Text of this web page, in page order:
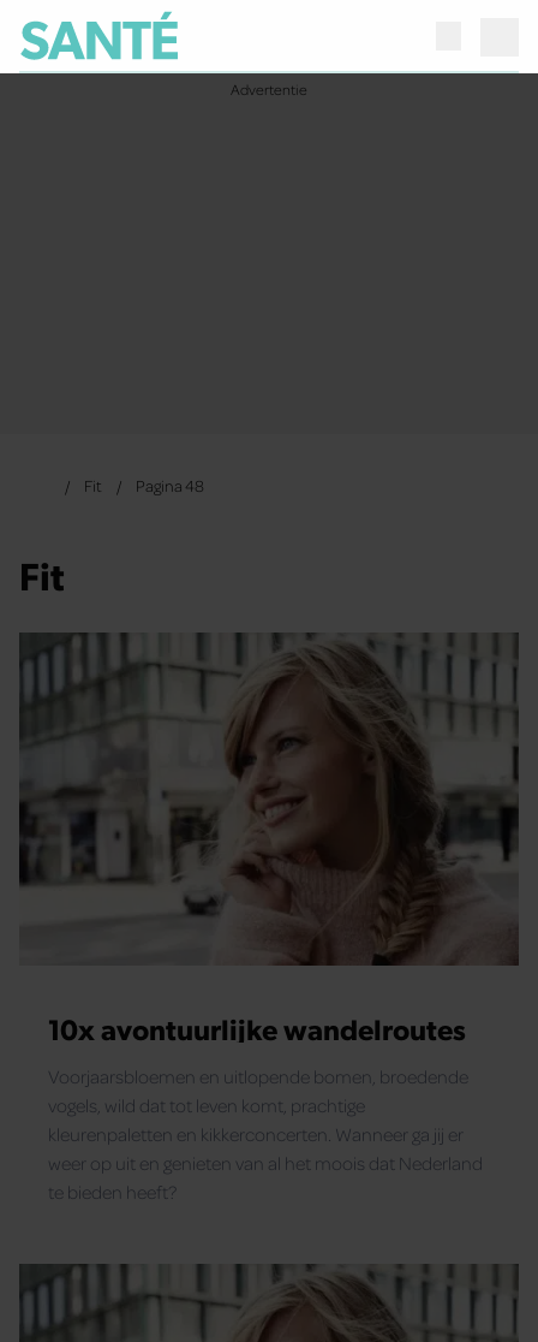
Fit Pagina 48
Fit
10x avontuurlijke wandelroutes
Voorjaarsbloemen en uitlopende bomen, broedende
vogels, wild dat tot leven komt, prachtige
kleurenpaletten en kikkerconcerten. Wanneer ga jij er
weer op uit en genieten van al het moois dat Nederland
te bieden heeft?